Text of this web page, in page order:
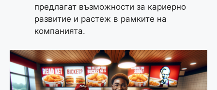
предлагат възможности за кариерно
развитие и растеж в рамките на
компанията.